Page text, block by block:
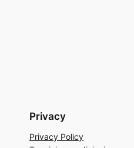
Privacy
Privacy Policy